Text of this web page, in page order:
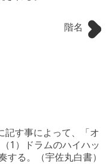
階名
記す事によって、「オ
1）ドラムのハイハッ
する。（宇佐丸白書）